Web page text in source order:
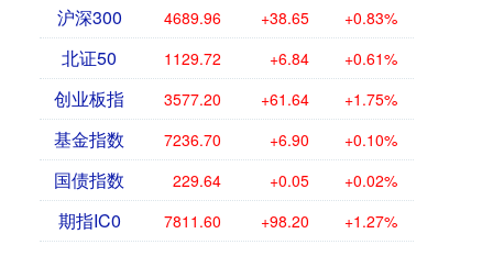
沪深300 4689.96 +38.65 +0.83%
北证50 1129.72 +6.84 +0.61%
创业板指 3577.20 +61.64 +1.75%
基金指数 7236.70 +6.90 +0.10%
国债指数 229.64 +0.05 +0.02%
期指IC0 7811.60 +98.20 +1.27%